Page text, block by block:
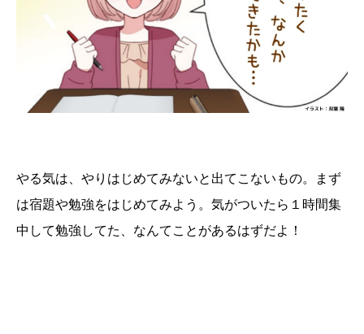
やる気は、やりはじめてみないと出てこないもの。まず
は宿題や勉強をはじめてみよう。気がついたら１時間集
中して勉強してた、なんてことがあるはずだよ！